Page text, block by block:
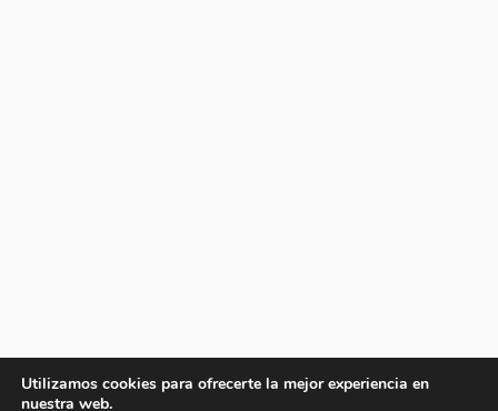
Utilizamos cookies para ofrecerte la mejor experiencia en
nuestra web.